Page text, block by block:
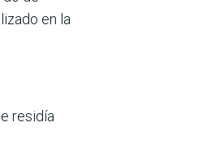
en la
residía